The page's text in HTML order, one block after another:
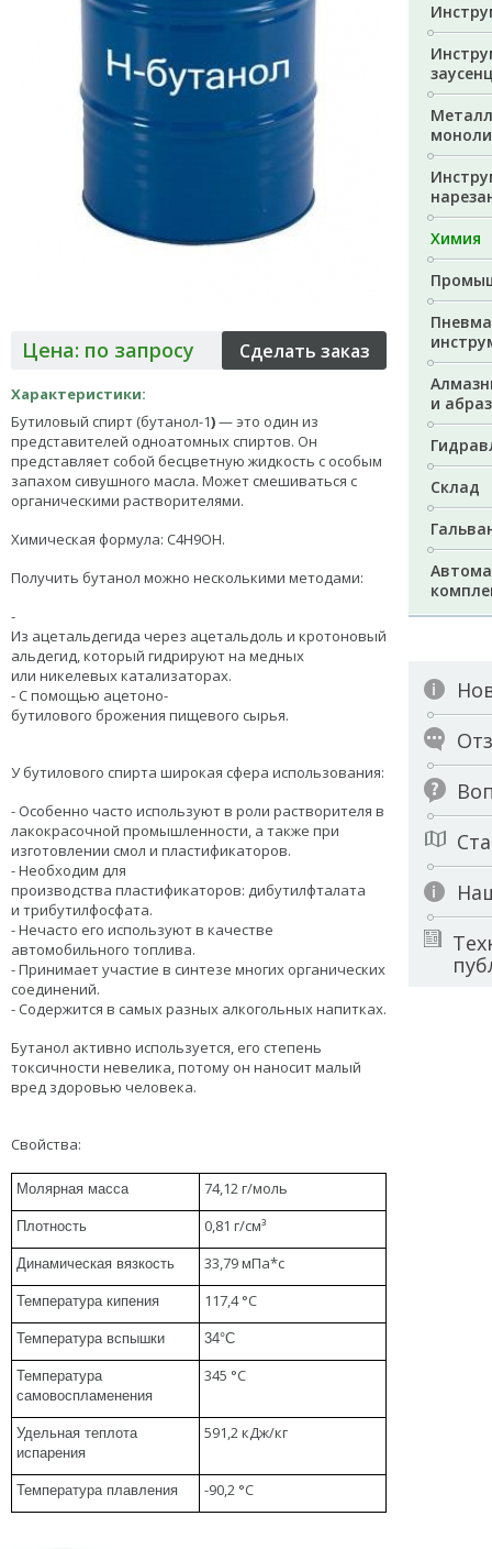
Цена: по запросу
Характеристики:
Бутиловый спирт (бутанол-1)— это один из
представителей одноатомных спиртов. Он
представляет собой бесцветную жидкость с особым
запахом сивушного масла. Может смешиваться с
органическими растворителями.
Химическая формула: С4H9OH.
Получить бутанол можно несколькими методами:
-
Из ацетальдегида через ацетальдоль и кротоновый
альдегид, который гидрируютна медных
или никелевыхкатализаторах.
- С помощью ацетоно-
бутилового брожения пищевого сырья.
У бутилового спирта широкая сфера использования:
- Особенно часто используют в роли растворителя в
лакокрасочной промышленности, а также при
изготовлении смол и пластификаторов.
- Необходим для
производства пластификаторов: дибутилфталата
и трибутилфосфата.
- Нечасто его используют в качестве
автомобильного топлива.
- Принимает участие в синтезе многих органических
соединений.
- Содержится в самых разных алкогольных напитках.
Бутанол активно используется, его степень
токсичности невелика, потому он наносит малый
вред здоровью человека.
Свойства:
Молярная масса 74,12 г/моль
Плотность 0,81 г/см³
Динамическая вязкость 33,79 мПа*с
Температура кипения 117,4 °C
Температура вспышки 34°C
Температура
самовоспламенения
345 °C
Удельная теплота
испарения
591,2 кДж/кг
Температура плавления -90,2 °C
Химия
и
Склад